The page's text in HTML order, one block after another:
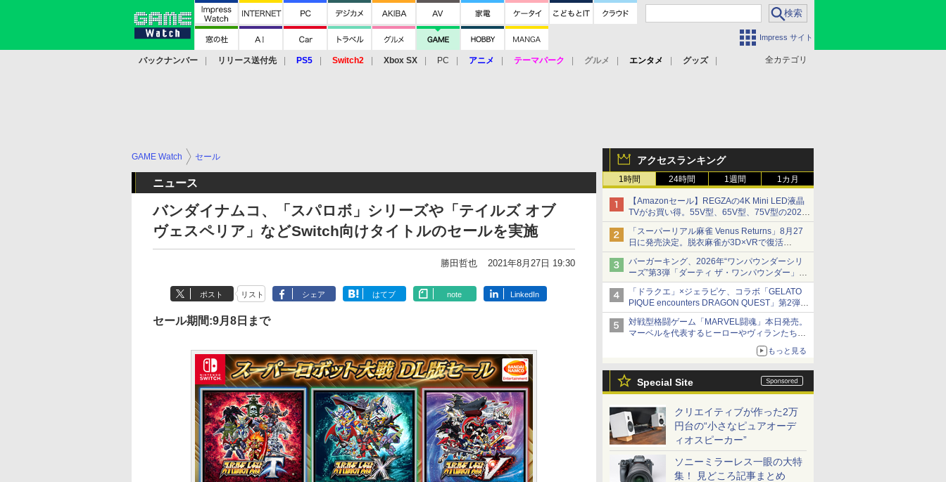
Impress サイト
全カテゴリ
バックナンバー リリース送付先 PS5 Switch2 Xbox SX PC アニメ テーマパーク グルメ エンタメ
グッズ
アクセスランキング
1時間 24時間 1週間 1カ月
【Amazonセール】REGZAの4K Mini LED液晶
TVがお買い得。55V型、65V型、75V型の2026
年モデルがラインナップ
「スーパーリアル麻雀 Venus Returns」8月27
日に発売決定。脱衣麻雀が3D×VRで復活
発売から2週間は20%オフになるセールが実施
バーガーキング、2026年“ワンパウンダーシリ
ーズ”第3弾「ダーティ ザ・ワンパウンダー」を
8月7日発売
「特製ガーリックマヨソース」を使用した超大
型チーズバーガー
「ドラクエ」×ジェラピケ、コラボ「GELATO
PIQUE encounters DRAGON QUEST」第2弾が
本日発売
アイスカップに入ったスライムやわたぼう、ベ
ビーサタンなどがオリジナルアートで登場
対戦型格闘ゲーム「MARVEL闘魂」本日発売。
マーベルを代表するヒーローやヴィランたちが
「GUILTY GEAR」などの格ゲーを手掛けるア
もっと見る
Special Site
クリエイティブが作った2万
円台の“小さなピュアオーデ
ィオスピーカー”
ソニーミラーレス一眼の大特
集！ 見どころ記事まとめ
GAME Watch セール
ニュース
バンダイナムコ、「スパロボ」シリーズや「テイルズ オブ
ヴェスペリア」などSwitch向けタイトルのセールを実施
勝田哲也 2021年8月27日 19:30
ポスト リスト シェア はてブ note LinkedIn
セール期間:9月8日まで